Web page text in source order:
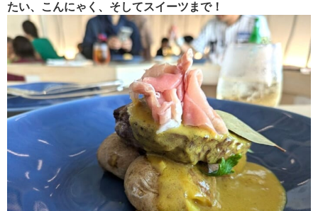
たい、こんにゃく、そしてスイーツまで！